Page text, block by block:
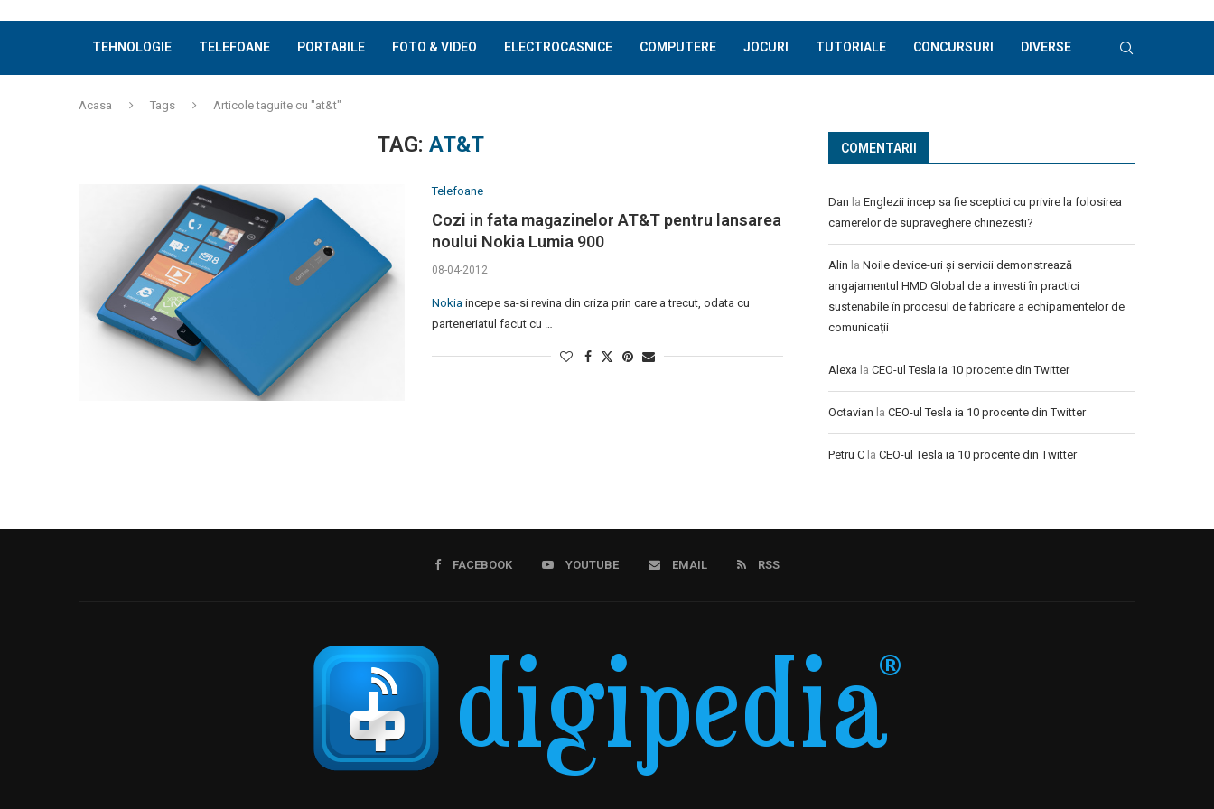
TEHNOLOGIE TELEFOANE PORTABILE FOTO & VIDEO ELECTROCASNICE COMPUTERE JOCURI TUTORIALE CONCURSURI DIVERSE
Acasa Tags Articole taguite cu "at&t"
TAG:AT&T
Telefoane
Cozi in fata magazinelor AT&T pentru lansarea
noului Nokia Lumia 900
08-04-2012
Nokiaincepe sa-si revina din criza prin care a trecut, odata cu
parteneriatul facut cu …
COMENTARII
Dan la Englezii incep sa fie sceptici cu privire la folosirea
camerelor de supraveghere chinezesti?
Alin la Noile device-uri și servicii demonstrează
angajamentul HMD Global de a investi în practici
sustenabile în procesul de fabricare a echipamentelor de
comunicații
Alexa la CEO-ul Tesla ia 10 procente din Twitter
Octavian la CEO-ul Tesla ia 10 procente din Twitter
Petru C la CEO-ul Tesla ia 10 procente din Twitter
FACEBOOK YOUTUBE EMAIL RSS